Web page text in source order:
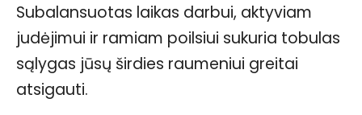
Subalansuotas laikas darbui, aktyviam
judėjimui ir ramiam poilsiui sukuria tobulas
sąlygas jūsų širdies raumeniui greitai
atsigauti.